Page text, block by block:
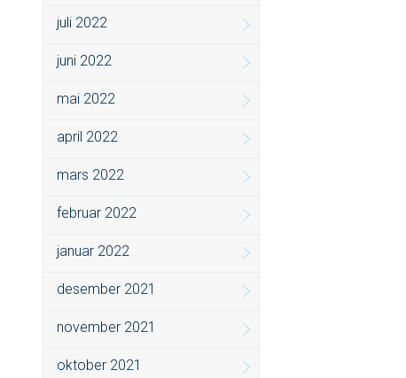
juli 2022
juni 2022
mai 2022
april 2022
mars 2022
februar 2022
januar 2022
desember 2021
november 2021
oktober 2021